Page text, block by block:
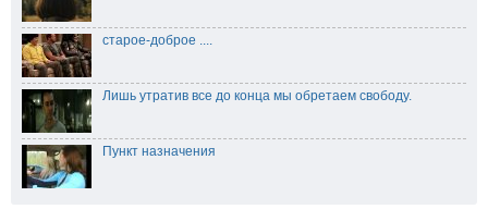
старое-доброе ....
Лишь утратив все до конца мы обретаем свободу.
Пункт назначения